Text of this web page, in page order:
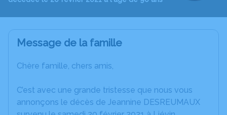
Message de la famille
Chère famille, chers amis,
C’est avec une grande tristesse que nous vous
annonçons le décès de Jeannine DESREUMAUX